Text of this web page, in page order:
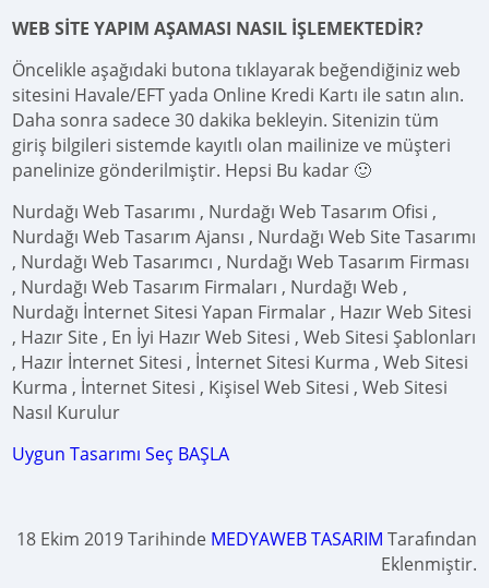
WEB SİTE YAPIM AŞAMASI NASIL İŞLEMEKTEDİR?
Öncelikle aşağıdaki butona tıklayarak beğendiğiniz web
sitesini Havale/EFT yada Online Kredi Kartı ile satın alın.
Daha sonra sadece 30 dakika bekleyin. Sitenizin tüm
giriş bilgileri sistemde kayıtlı olan mailinize ve müşteri
panelinize gönderilmiştir. Hepsi Bu kadar 🙂
Nurdağı Web Tasarımı , Nurdağı Web Tasarım Ofisi ,
Nurdağı Web Tasarım Ajansı , Nurdağı Web Site Tasarımı
, Nurdağı Web Tasarımcı , Nurdağı Web Tasarım Firması
, Nurdağı Web Tasarım Firmaları , Nurdağı Web ,
Nurdağı İnternet Sitesi Yapan Firmalar , Hazır Web Sitesi
, Hazır Site , En İyi Hazır Web Sitesi , Web Sitesi Şablonları
, Hazır İnternet Sitesi , İnternet Sitesi Kurma , Web Sitesi
Kurma , İnternet Sitesi , Kişisel Web Sitesi , Web Sitesi
Nasıl Kurulur
Uygun Tasarımı Seç BAŞLA
18 Ekim 2019 Tarihinde MEDYAWEB TASARIM Tarafından
Eklenmiştir.